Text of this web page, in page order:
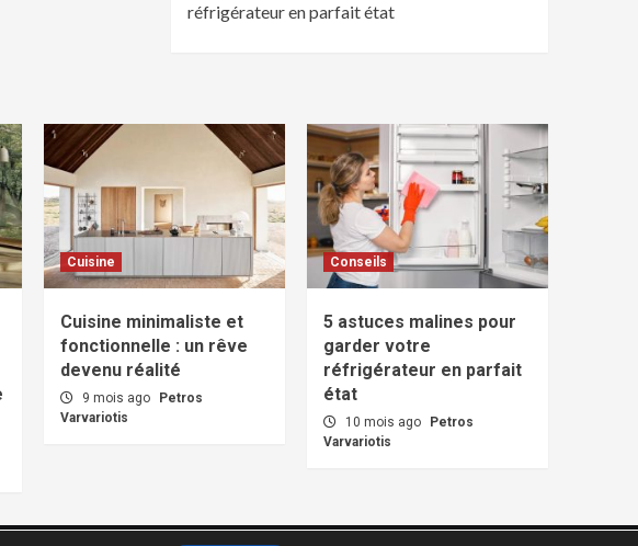
réfrigérateur en parfait état
Cuisine
Cuisine minimaliste et
fonctionnelle : un rêve
devenu réalité
9 mois ago
Petros
Varvariotis
Conseils
5 astuces malines pour
garder votre
réfrigérateur en parfait
état
10 mois ago
Petros
Varvariotis